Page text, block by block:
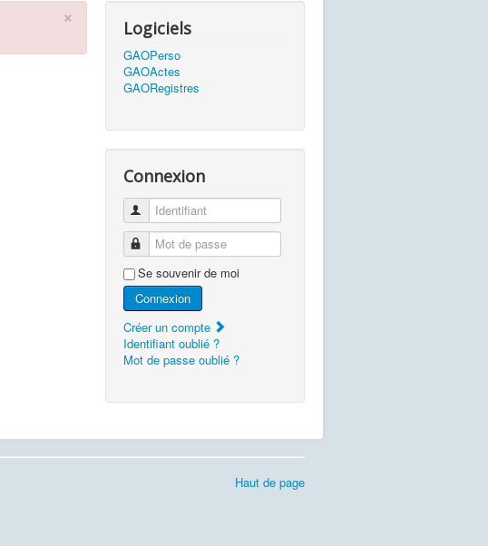
× Logiciels
GAOPerso
GAOActes
GAORegistres
Connexion
Identifiant
Mot de passe
Se souvenir de moi
Connexion
Créer un compte
Identifiant oublié ?
Mot de passe oublié ?
Haut de page